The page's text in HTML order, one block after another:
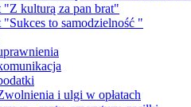
"Z kulturą za pan brat"
"Sukces to samodzielność "
i ulgi w opłatach